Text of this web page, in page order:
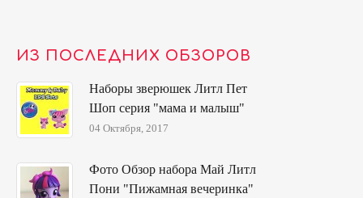
ИЗ ПОСЛЕДНИХ ОБЗОРОВ
Наборы зверюшек Литл Пет
Шоп серия "мама и малыш"
04 Октября, 2017
Фото Обзор набора Май Литл
Пони "Пижамная вечеринка"